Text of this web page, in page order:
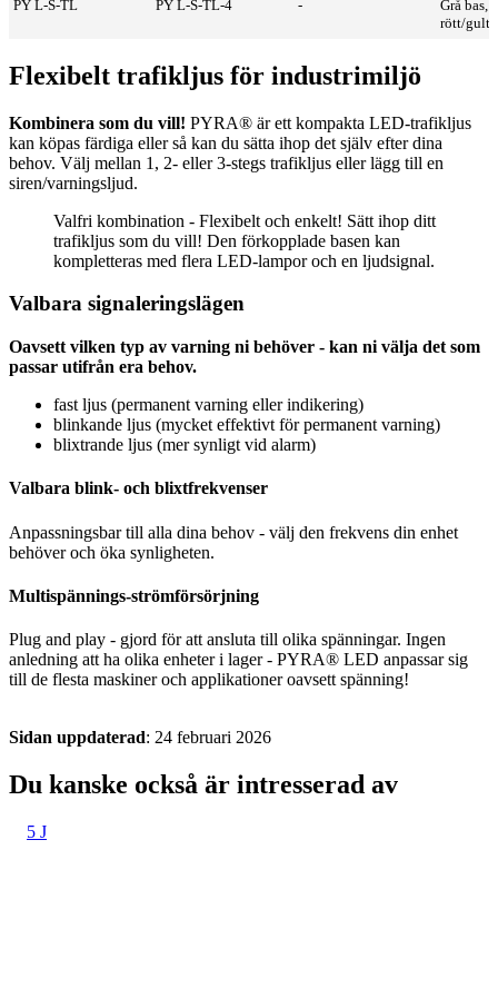
PY L-S-TL PY L-S-TL-4 -
Grå bas,
rött/gult/
Flexibelt trafikljus för industrimiljö
Kombinera som du vill! PYRA® är ett kompakta LED-trafikljus
kan köpas färdiga eller så kan du sätta ihop det själv efter dina
behov. Välj mellan 1, 2- eller 3-stegs trafikljus eller lägg till en
siren/varningsljud.
Valfri kombination - Flexibelt och enkelt! Sätt ihop ditt
trafikljus som du vill! Den förkopplade basen kan
kompletteras med flera LED-lampor och en ljudsignal.
Valbara signaleringslägen
Oavsett vilken typ av varning ni behöver - kan ni välja det som
passar utifrån era behov.
fast ljus (permanent varning eller indikering)
blinkande ljus (mycket effektivt för permanent varning)
blixtrande ljus (mer synligt vid alarm)
Valbara blink- och blixtfrekvenser
Anpassningsbar till alla dina behov - välj den frekvens din enhet
behöver och öka synligheten.
Multispännings-strömförsörjning
Plug and play - gjord för att ansluta till olika spänningar. Ingen
anledning att ha olika enheter i lager - PYRA® LED anpassar sig
till de flesta maskiner och applikationer oavsett spänning!
Sidan uppdaterad: 24 februari 2026
Du kanske också är intresserad av
5 J